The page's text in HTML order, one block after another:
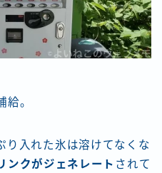
給。
り入れた氷は溶けてなくな
ンクがジェネレート されて